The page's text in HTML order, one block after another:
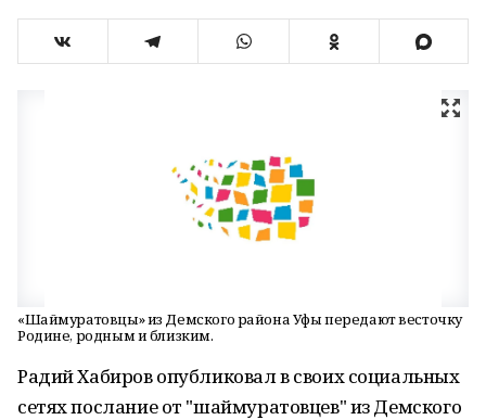
«Шаймуратовцы» из Демского района Уфы передают весточку
Родине, родным и близким.
Радий Хабиров опубликовал в своих социальных
сетях послание от "шаймуратовцев" из Демского